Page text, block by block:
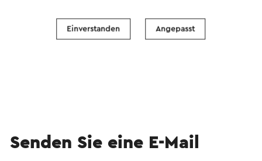
Senden Sie eine E-Mail
Einverstanden Angepasst